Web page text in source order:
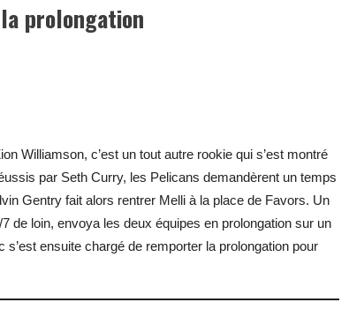
prolongation
Williamson, c’est un tout autre rookie qui s’est montré
par Seth Curry, les Pelicans demandèrent un temps
Gentry fait alors rentrer Melli à la place de Favors. Un
de loin, envoya les deux équipes en prolongation sur un
ensuite chargé de remporter la prolongation pour